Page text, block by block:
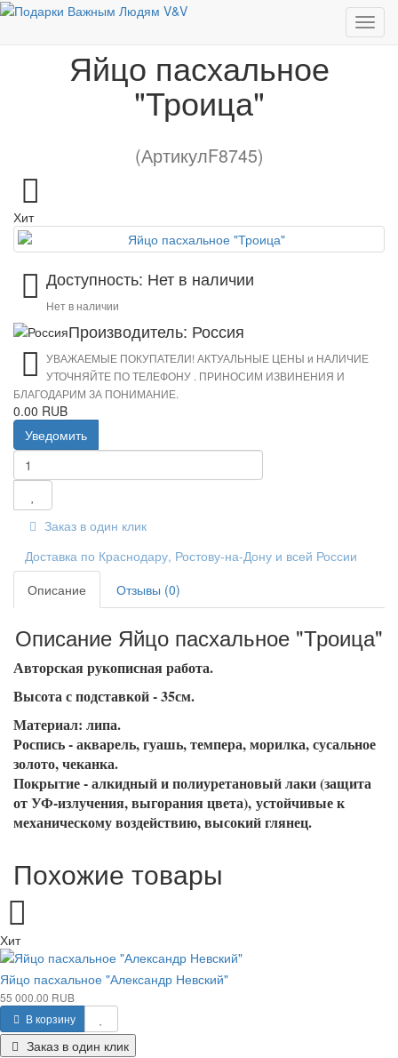
Яйцо пасхальное "Троица"
Яйцо пасхальное
"Троица"
(АртикулF8745)
Хит
Доступность: Нет в наличии
Нет в наличии
Производитель: Россия
УВАЖАЕМЫЕ ПОКУПАТЕЛИ! АКТУАЛЬНЫЕ ЦЕНЫ и НАЛИЧИЕ
УТОЧНЯЙТЕ ПО ТЕЛЕФОНУ . ПРИНОСИМ ИЗВИНЕНИЯ И
БЛАГОДАРИМ ЗА ПОНИМАНИЕ.
0.00 RUB
Уведомить
Заказ в один клик
Доставка по Краснодару, Ростову-на-Дону и всей России
Описание
Отзывы (0)
Описание Яйцо пасхальное "Троица"
Авторская рукописная работа.
Высота с подставкой - 35см.
Материал: липа.
Роспись - акварель, гуашь, темпера, морилка, сусальное
золото, чеканка.
Покрытие - алкидный и полиуретановый лаки (защита
от УФ-излучения, выгорания цвета), устойчивые к
механическому воздействию, высокий глянец.
Похожие товары
Хит
Яйцо пасхальное "Александр Невский"
55 000.00 RUB
В корзину
Заказ в один клик